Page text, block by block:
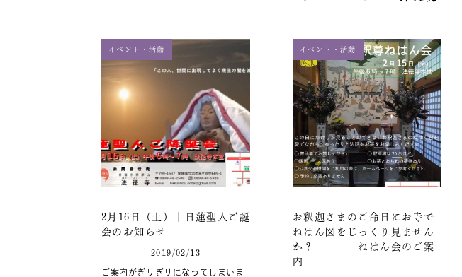
イベント・活動
2月16日（土）｜日蓮聖人ご誕
会のお知らせ
2019/02/13
ご案内がぎりぎりになってしまいま
イベント・活動
お釈迦さまのご命日にお寺で
ねはん図をじっくり見ません
か？ ねはん会のご案
内